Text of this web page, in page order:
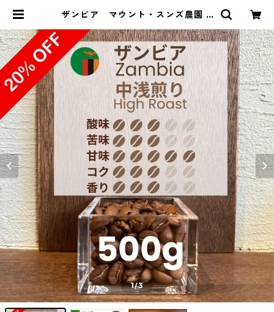
ザンビア マウント・スンズ農園 A
（100g単価の20％OFF） | 豆丸珈
琲
1/3